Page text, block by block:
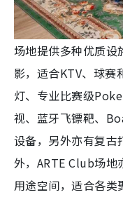
场地提供多种优质设
影，适合KTV、球
灯、专业比赛级
视、蓝牙飞镖靶、
设备，另外亦有复古
外，ARTE Club场地
用途空间，适合各类